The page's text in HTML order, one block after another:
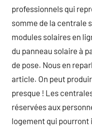
professionnels qui
somme de la centrale
modules solaires en
du panneau solaire à
de pose. Nous en
article. On peut
presque ! Les
réservées aux
logement qui pourront